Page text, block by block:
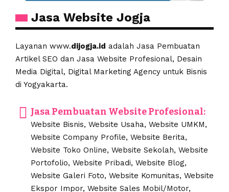
Jasa Website Jogja
Layanan www.dijogja.id adalah Jasa Pembuatan
Artikel SEO dan Jasa Website Profesional, Desain
Media Digital, Digital Marketing Agency untuk Bisnis
di Yogyakarta.
Jasa Pembuatan Website Profesional:
Website Bisnis, Website Usaha, Website UMKM,
Website Company Profile, Website Berita,
Website Toko Online, Website Sekolah, Website
Portofolio, Website Pribadi, Website Blog,
Website Galeri Foto, Website Komunitas, Website
Ekspor Impor, Website Sales Mobil/Motor,